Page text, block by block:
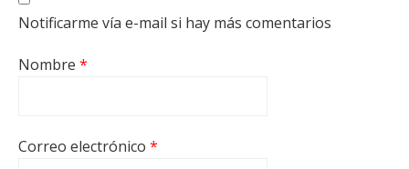
Notificarme vía e-mail si hay más comentarios
Nombre *
Correo electrónico *